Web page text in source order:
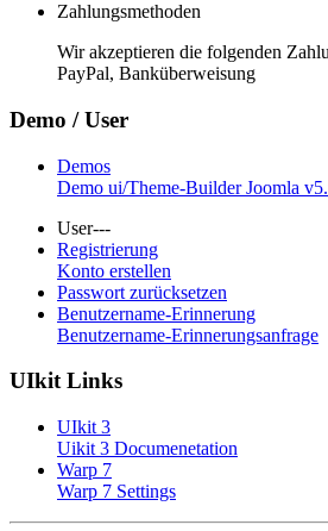
Zahlungsmethoden
Wir akzeptieren die folgenden
PayPal, Banküberweisung
Demo / User
Demos
Demo ui/Theme-Builder Joomla
User---
Registrierung
Konto erstellen
Passwort zurücksetzen
Benutzername-Erinnerung
Benutzername-Erinnerungsanfrage
UIkit Links
UIkit 3
Uikit 3 Documenetation
Warp 7
Warp 7 Settings